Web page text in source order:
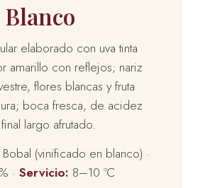
elaborado con uva tinta
amarillo con reflejos; nariz
flores blancas y fruta
boca fresca, de acidez
largo afrutado.
(vinificado en blanco) ·
· Servicio: 8–10 ºC